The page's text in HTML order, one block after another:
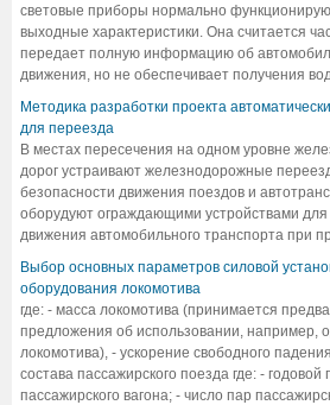
световые приборы нормально
выходные характеристики. Она считается
передает полную информацию об
движения, но не обеспечивает получения
Методика разработки проекта
для переезда
В местах пересечения на одном уровне
дорог устраивают железнодорожные
безопасности движения поездов и
оборудуют ограждающими устройствами для
движения автомобильного транспорта при
Выбор основных параметров силовой
оборудования локомотива
где: - масса локомотива (принимается
предложения об использовании, например,
локомотива), - ускорение свободного
состава пассажирского поезда где: -
пассажирского вагона; - число пар